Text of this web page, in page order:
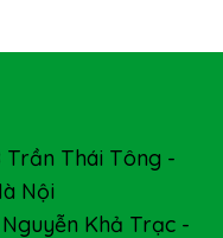
Trần Thái Tông -
Nội
Khả Trạc -